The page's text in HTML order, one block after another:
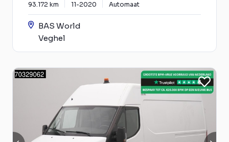
93.172 km 11-2020 Automaat
BAS World
Veghel